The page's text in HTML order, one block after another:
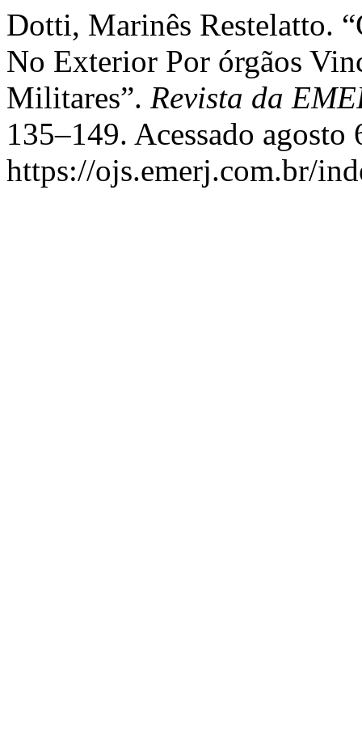
Dotti, Marinês Restelatto.
No Exterior Por órgãos
Militares”. Revista da
135–149. Acessado agosto
https://ojs.emerj.com.br/